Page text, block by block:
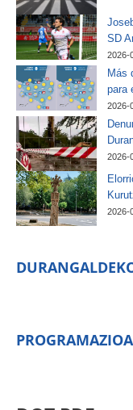
SD
2026-
Más
para
2026-
2026-
2026-
PROGRAMAZIOA